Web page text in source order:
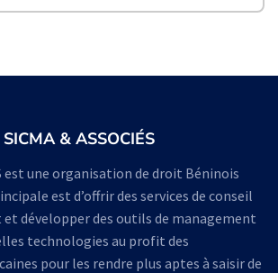
& ASSOCIÉS
est une organisation de droit Béninois
est d’offrir des services de conseil
développer des outils de management
technologies au profit des
pour les rendre plus aptes à saisir de